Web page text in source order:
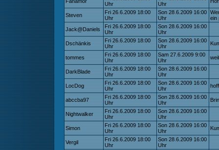
Uhr
Uhr
Steven
Fri 26.6.2009 18:00
Uhr
Son 28.6.2009 16:00
Uhr
ein
Jack@Daniels
Fri 26.6.2009 18:00
Uhr
Son 28.6.2009 16:00
Uhr
Dschänkis
Fri 26.6.2009 18:00
Uhr
Son 28.6.2009 16:00
Uhr
tommes
Fri 26.6.2009 18:00
Uhr
Sam 27.6.2009 9:00
Uhr
DarkBlade
Fri 26.6.2009 18:00
Uhr
Son 28.6.2009 16:00
Uhr
LocDog
Fri 26.6.2009 18:00
Uhr
Son 28.6.2009 16:00
Uhr
abccba97
Fri 26.6.2009 18:00
Uhr
Son 28.6.2009 16:00
Uhr
Nightwalker
Fri 26.6.2009 18:00
Uhr
Son 28.6.2009 16:00
Uhr
Simon
Fri 26.6.2009 18:00
Uhr
Son 28.6.2009 16:00
Uhr
Vergil
Fri 26.6.2009 18:00
Uhr
Son 28.6.2009 16:00
Uhr